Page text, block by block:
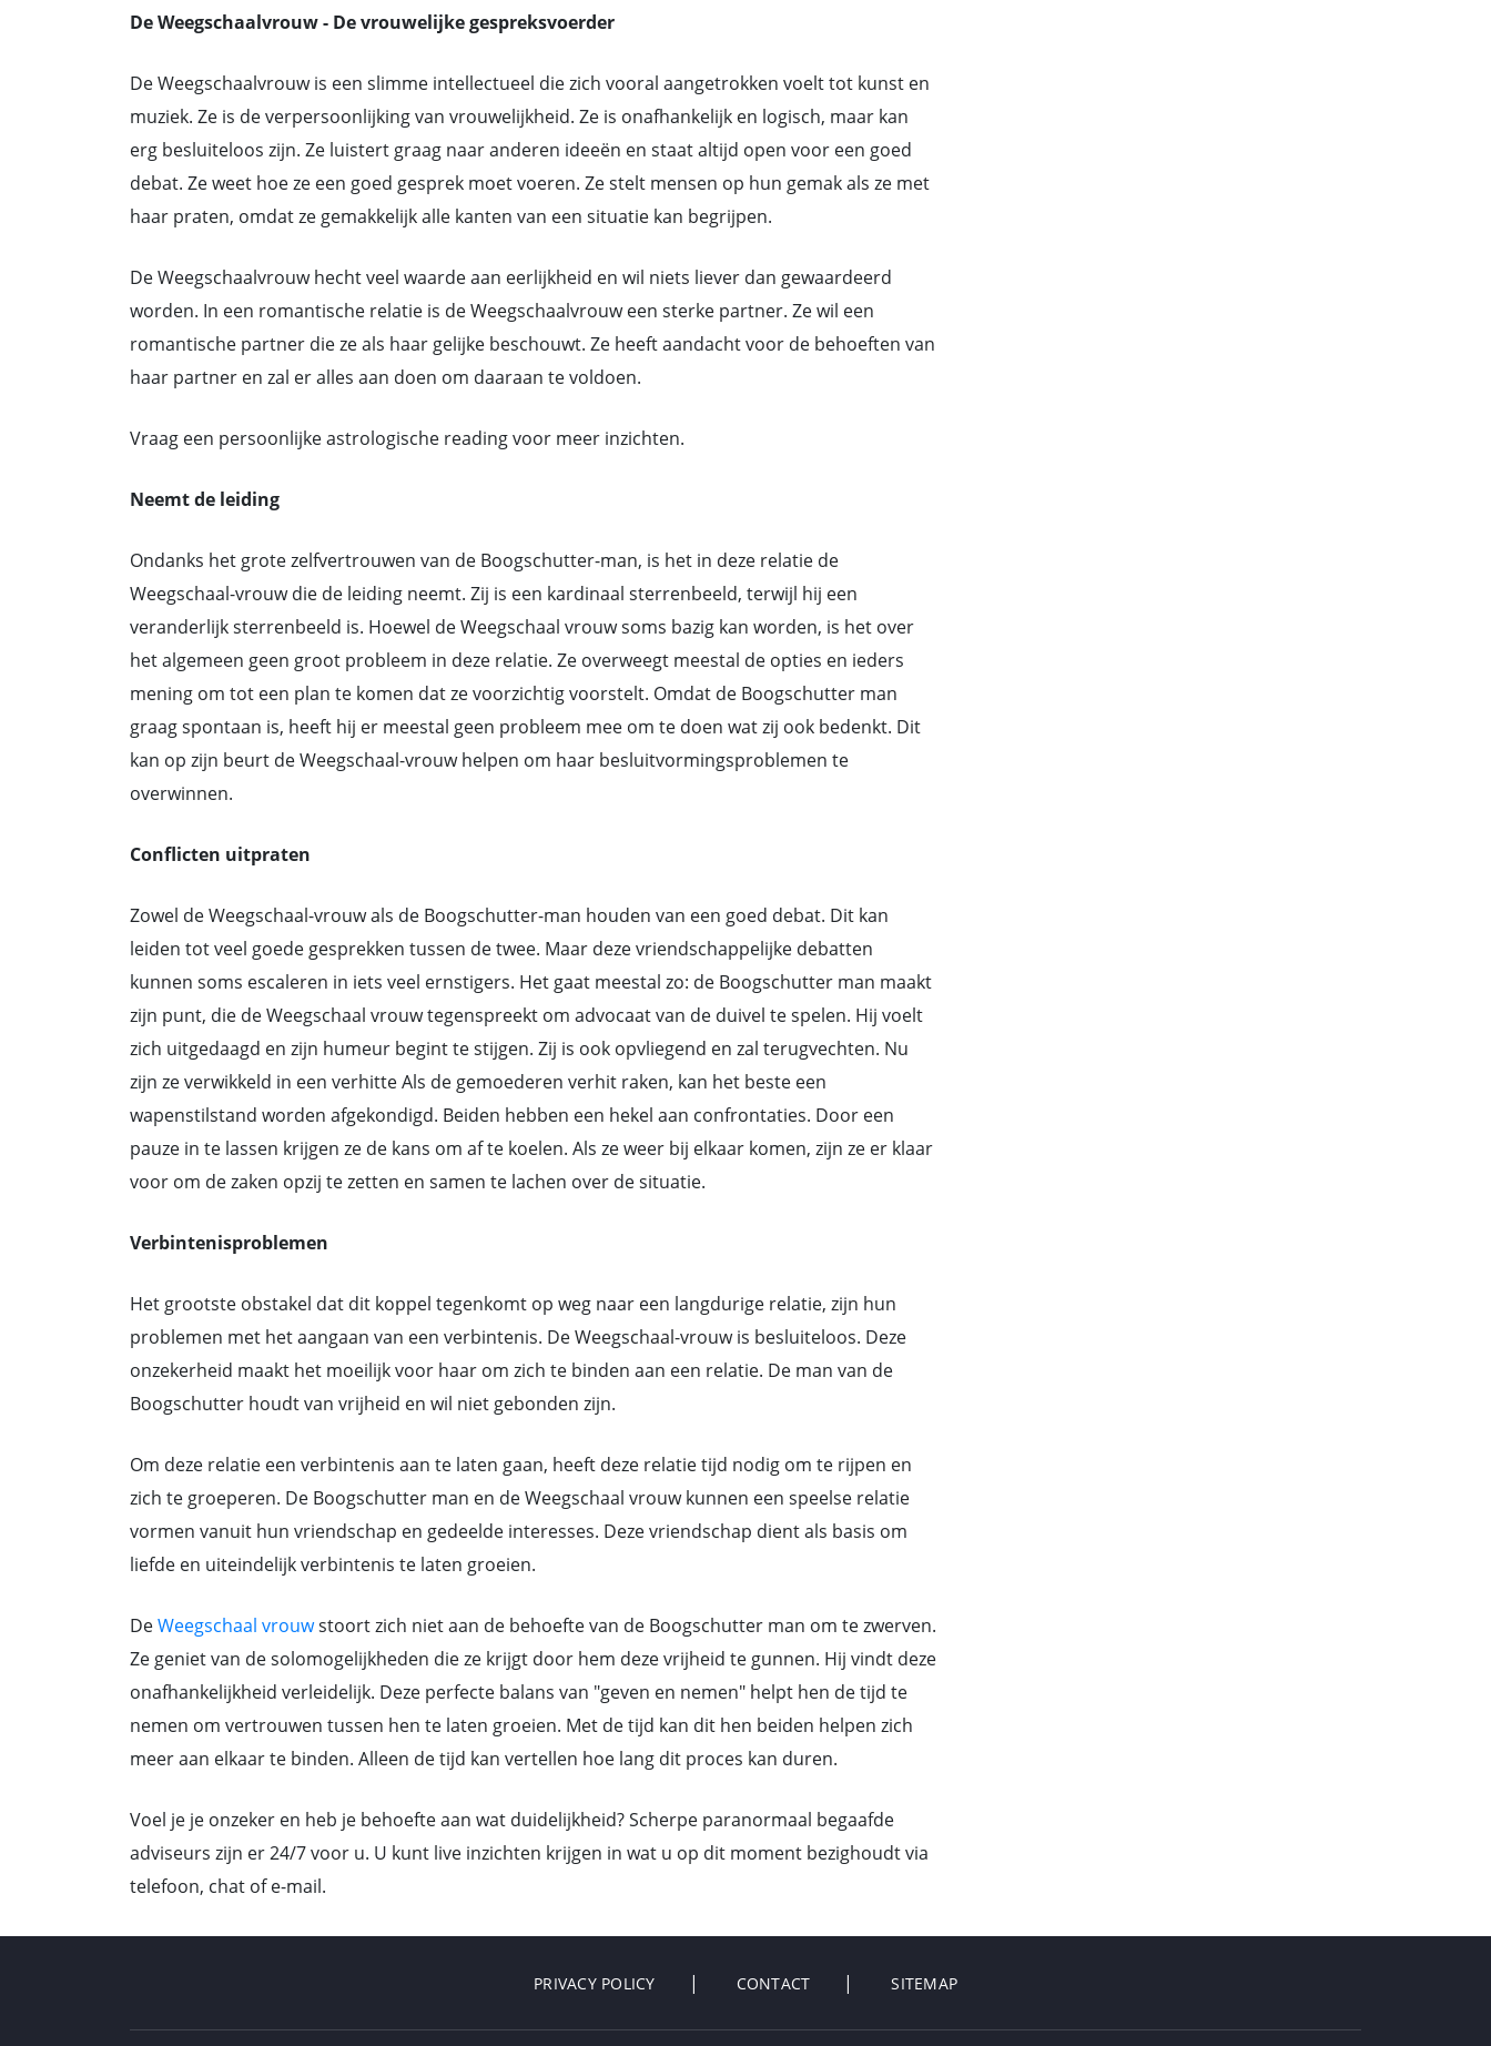
De Weegschaalvrouw - De vrouwelijke gespreksvoerder
De Weegschaalvrouw is een slimme intellectueel die zich vooral aangetrokken voelt tot kunst en
muziek. Ze is de verpersoonlijking van vrouwelijkheid. Ze is onafhankelijk en logisch, maar kan
erg besluiteloos zijn. Ze luistert graag naar anderen ideeën en staat altijd open voor een goed
debat. Ze weet hoe ze een goed gesprek moet voeren. Ze stelt mensen op hun gemak als ze met
haar praten, omdat ze gemakkelijk alle kanten van een situatie kan begrijpen.
De Weegschaalvrouw hecht veel waarde aan eerlijkheid en wil niets liever dan gewaardeerd
worden. In een romantische relatie is de Weegschaalvrouw een sterke partner. Ze wil een
romantische partner die ze als haar gelijke beschouwt. Ze heeft aandacht voor de behoeften van
haar partner en zal er alles aan doen om daaraan te voldoen.
Vraag een persoonlijke astrologische reading voor meer inzichten.
Neemt de leiding
Ondanks het grote zelfvertrouwen van de Boogschutter-man, is het in deze relatie de
Weegschaal-vrouw die de leiding neemt. Zij is een kardinaal sterrenbeeld, terwijl hij een
veranderlijk sterrenbeeld is. Hoewel de Weegschaal vrouw soms bazig kan worden, is het over
het algemeen geen groot probleem in deze relatie. Ze overweegt meestal de opties en ieders
mening om tot een plan te komen dat ze voorzichtig voorstelt. Omdat de Boogschutter man
graag spontaan is, heeft hij er meestal geen probleem mee om te doen wat zij ook bedenkt. Dit
kan op zijn beurt de Weegschaal-vrouw helpen om haar besluitvormingsproblemen te
overwinnen.
Conflicten uitpraten
Zowel de Weegschaal-vrouw als de Boogschutter-man houden van een goed debat. Dit kan
leiden tot veel goede gesprekken tussen de twee. Maar deze vriendschappelijke debatten
kunnen soms escaleren in iets veel ernstigers. Het gaat meestal zo: de Boogschutter man maakt
zijn punt, die de Weegschaal vrouw tegenspreekt om advocaat van de duivel te spelen. Hij voelt
zich uitgedaagd en zijn humeur begint te stijgen. Zij is ook opvliegend en zal terugvechten. Nu
zijn ze verwikkeld in een verhitte Als de gemoederen verhit raken, kan het beste een
wapenstilstand worden afgekondigd. Beiden hebben een hekel aan confrontaties. Door een
pauze in te lassen krijgen ze de kans om af te koelen. Als ze weer bij elkaar komen, zijn ze er klaar
voor om de zaken opzij te zetten en samen te lachen over de situatie.
Verbintenisproblemen
Het grootste obstakel dat dit koppel tegenkomt op weg naar een langdurige relatie, zijn hun
problemen met het aangaan van een verbintenis. De Weegschaal-vrouw is besluiteloos. Deze
onzekerheid maakt het moeilijk voor haar om zich te binden aan een relatie. De man van de
Boogschutter houdt van vrijheid en wil niet gebonden zijn.
Om deze relatie een verbintenis aan te laten gaan, heeft deze relatie tijd nodig om te rijpen en
zich te groeperen. De Boogschutter man en de Weegschaal vrouw kunnen een speelse relatie
vormen vanuit hun vriendschap en gedeelde interesses. Deze vriendschap dient als basis om
liefde en uiteindelijk verbintenis te laten groeien.
DeWeegschaal vrouwstoort zich niet aan de behoefte van de Boogschutter man om te zwerven.
Ze geniet van de solomogelijkheden die ze krijgt door hem deze vrijheid te gunnen. Hij vindt deze
onafhankelijkheid verleidelijk. Deze perfecte balans van "geven en nemen" helpt hen de tijd te
nemen om vertrouwen tussen hen te laten groeien. Met de tijd kan dit hen beiden helpen zich
meer aan elkaar te binden. Alleen de tijd kan vertellen hoe lang dit proces kan duren.
Voel je je onzeker en heb je behoefte aan wat duidelijkheid? Scherpe paranormaal begaafde
adviseurs zijn er 24/7 voor u. U kunt live inzichten krijgen in wat u op dit moment bezighoudt via
telefoon, chat of e-mail.
PRIVACY POLICY CONTACT SITEMAP